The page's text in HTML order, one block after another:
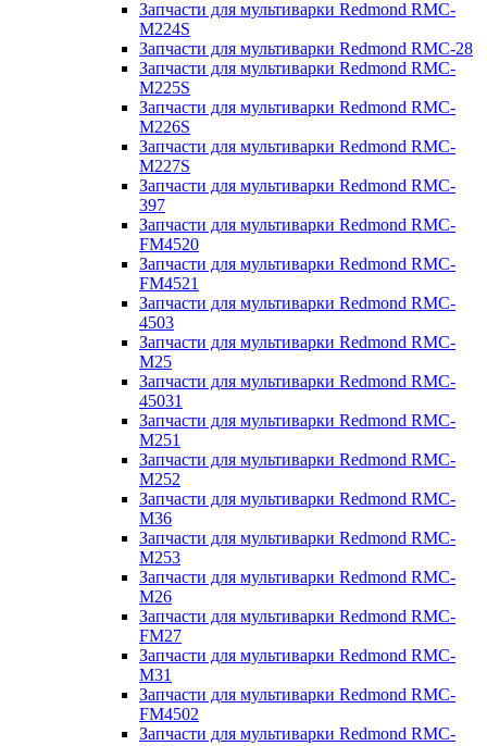
Запчасти для мультиварки Redmond RMC-
M224S
Запчасти для мультиварки Redmond RMC-28
Запчасти для мультиварки Redmond RMC-
M225S
Запчасти для мультиварки Redmond RMC-
M226S
Запчасти для мультиварки Redmond RMC-
M227S
Запчасти для мультиварки Redmond RMC-
397
Запчасти для мультиварки Redmond RMC-
FM4520
Запчасти для мультиварки Redmond RMC-
FM4521
Запчасти для мультиварки Redmond RMC-
4503
Запчасти для мультиварки Redmond RMC-
M25
Запчасти для мультиварки Redmond RMC-
45031
Запчасти для мультиварки Redmond RMC-
M251
Запчасти для мультиварки Redmond RMC-
M252
Запчасти для мультиварки Redmond RMC-
M36
Запчасти для мультиварки Redmond RMC-
M253
Запчасти для мультиварки Redmond RMC-
M26
Запчасти для мультиварки Redmond RMC-
FM27
Запчасти для мультиварки Redmond RMC-
M31
Запчасти для мультиварки Redmond RMC-
FM4502
Запчасти для мультиварки Redmond RMC-